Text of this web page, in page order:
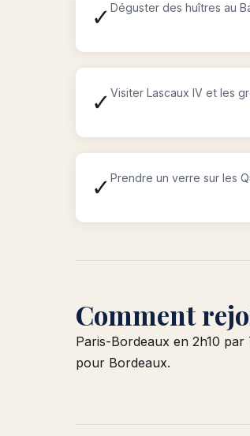
✓ Déguster des huîtres au
✓ Visiter Lascaux IV et les
✓ Prendre un verre sur les
Comment
Paris-Bordeaux en 2h10
pour Bordeaux.